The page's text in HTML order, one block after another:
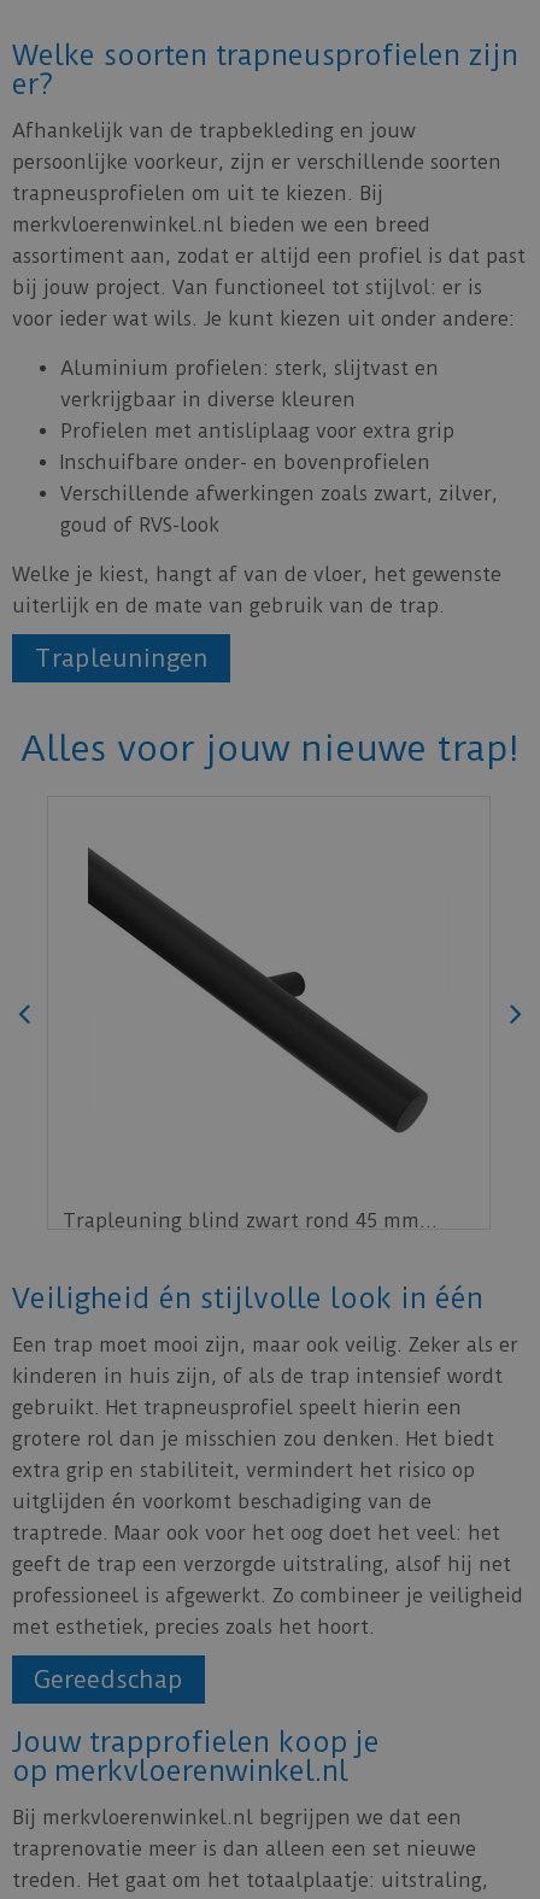
Welke soorten trapneusprofielen zijn
er?
Afhankelijk van de trapbekleding en jouw
persoonlijke voorkeur, zijn er verschillende soorten
trapneusprofielen om uit te kiezen. Bij
merkvloerenwinkel.nl bieden we een breed
assortiment aan, zodat er altijd een profiel is dat past
bij jouw project. Van functioneel tot stijlvol: er is
voor ieder wat wils. Je kunt kiezen uit onder andere:
Aluminium profielen: sterk, slijtvast en
verkrijgbaar in diverse kleuren
Profielen met antisliplaag voor extra grip
Inschuifbare onder- en bovenprofielen
Verschillende afwerkingen zoals zwart, zilver,
goud of RVS-look
Welke je kiest, hangt af van de vloer, het gewenste
uiterlijk en de mate van gebruik van de trap.
Trapleuningen
Alles voor jouw nieuwe trap!
Ambiant - Estino Natural Oak 130cm…
Veiligheid én stijlvolle look in één
Een trap moet mooi zijn, maar ook veilig. Zeker als er
kinderen in huis zijn, of als de trap intensief wordt
gebruikt. Het trapneusprofiel speelt hierin een
grotere rol dan je misschien zou denken. Het biedt
extra grip en stabiliteit, vermindert het risico op
uitglijden én voorkomt beschadiging van de
traptrede. Maar ook voor het oog doet het veel: het
geeft de trap een verzorgde uitstraling, alsof hij net
professioneel is afgewerkt. Zo combineer je veiligheid
met esthetiek, precies zoals het hoort.
Gereedschap
Jouw trapprofielen koop je
op merkvloerenwinkel.nl
Bij merkvloerenwinkel.nl begrijpen we dat een
traprenovatie meer is dan alleen een set nieuwe
treden. Het gaat om het totaalplaatje: uitstraling,